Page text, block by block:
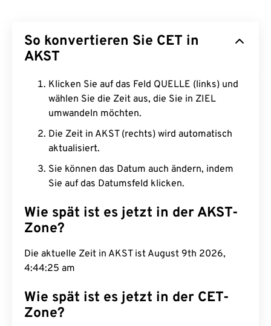
So konvertieren Sie CET in
AKST
Klicken Sie auf das Feld QUELLE (links) und
wählen Sie die Zeit aus, die Sie in ZIEL
umwandeln möchten.
Die Zeit in AKST (rechts) wird automatisch
aktualisiert.
Sie können das Datum auch ändern, indem
Sie auf das Datumsfeld klicken.
Wie spät ist es jetzt in der AKST-
Zone?
Die aktuelle Zeit in AKST ist August 9th 2026,
4:44:26 am
Wie spät ist es jetzt in der CET-
Zone?